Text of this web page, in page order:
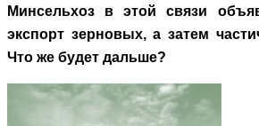
Минсельхоз в этой связи
экспорт зерновых, а затем
Что же будет дальше?